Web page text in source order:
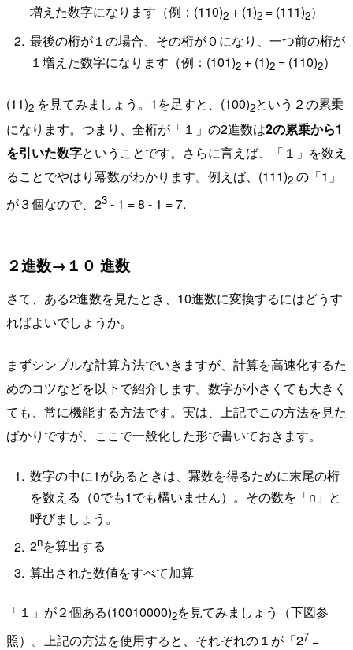
増えた数字になります（例：(110)2 + (1)2 = (111)2）
最後の桁が１の場合、その桁が０になり、一つ前の桁が
１増えた数字になります（例：(101)2 + (1)2 = (110)2）
(11)2 を見てみましょう。1を足すと、(100)2という２の累乗
になります。つまり、全桁が「１」の2進数は2の累乗から1
を引いた数字ということです。さらに言えば、「１」を数え
ることでやはり冪数がわかります。例えば、(111)2 の「1」
が３個なので、23 - 1 = 8 - 1 = 7.
２進数→１０ 進数
さて、ある2進数を見たとき、10進数に変換するにはどうす
ればよいでしょうか。
まずシンプルな計算方法でいきますが、計算を高速化するた
めのコツなどを以下で紹介します。数字が小さくても大きく
ても、常に機能する方法です。実は、上記でこの方法を見た
ばかりですが、ここで一般化した形で書いておきます。
数字の中に1があるときは、冪数を得るために末尾の桁
を数える（0でも1でも構いません）。その数を「n」と
呼びましょう。
2nを算出する
算出された数値をすべて加算
「１」が２個ある(10010000)2を見てみましょう（下図参
照）。上記の方法を使用すると、それぞれの１が「27 =